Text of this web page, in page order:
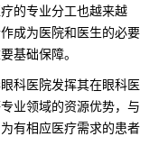
的专业分工也越来越
成为医院和医生的必要
基础保障。
科医院发挥其在眼科医
业领域的资源优势，与
有相应医疗需求的患者